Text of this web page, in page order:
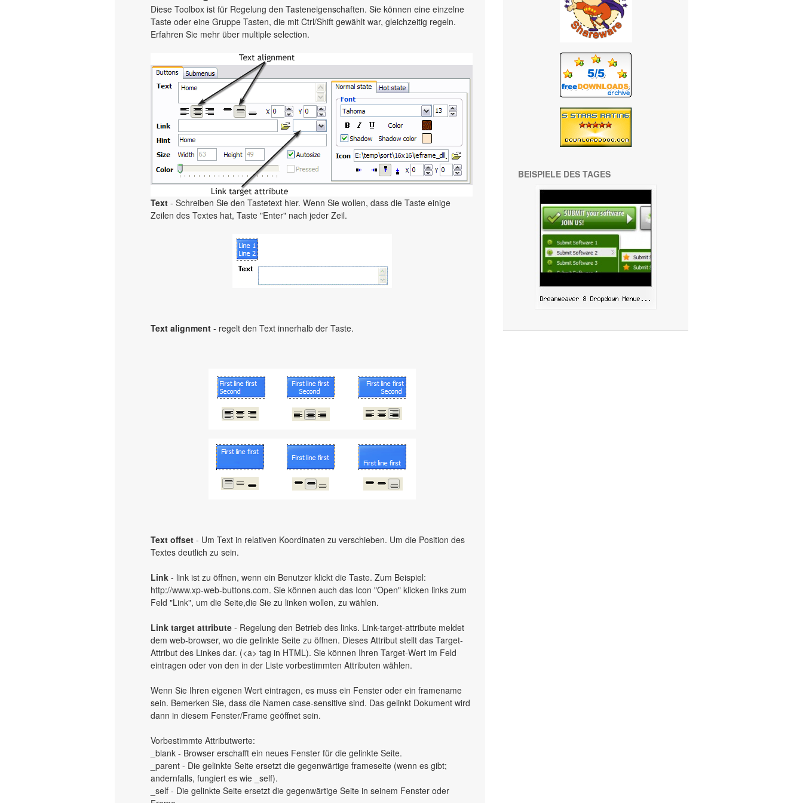
Diese Toolbox ist für Regelung den Tasteneigenschaften. Sie können eine einzelne
Taste oder eine Gruppe Tasten, die mit Ctrl/Shift gewählt war, gleichzeitig regeln.
Erfahren Sie mehr über multiple selection.
Text - Schreiben Sie den Tastetext hier. Wenn Sie wollen, dass die Taste einige
Zeilen des Textes hat, Taste "Enter" nach jeder Zeil.
Text alignment - regelt den Text innerhalb der Taste.
Text offset - Um Text in relativen Koordinaten zu verschieben. Um die Position des
Textes deutlich zu sein.
Link - link ist zu öffnen, wenn ein Benutzer klickt die Taste. Zum Beispiel:
http://www.xp-web-buttons.com. Sie können auch das Icon "Open" klicken links zum
Feld "Link", um die Seite,die Sie zu linken wollen, zu wählen.
Link target attribute - Regelung den Betrieb des links. Link-target-attribute meldet
dem web-browser, wo die gelinkte Seite zu öffnen. Dieses Attribut stellt das Target-
Attribut des Linkes dar. (<a> tag in HTML). Sie können Ihren Target-Wert im Feld
eintragen oder von den in der Liste vorbestimmten Attributen wählen.
Wenn Sie Ihren eigenen Wert eintragen, es muss ein Fenster oder ein framename
sein. Bemerken Sie, dass die Namen case-sensitive sind. Das gelinkt Dokument wird
dann in diesem Fenster/Frame geöffnet sein.
Vorbestimmte Attributwerte:
_blank - Browser erschafft ein neues Fenster für die gelinkte Seite.
_parent - Die gelinkte Seite ersetzt die gegenwärtige frameseite (wenn es gibt;
andernfalls, fungiert es wie _self).
_self - Die gelinkte Seite ersetzt die gegenwärtige Seite in seinem Fenster oder
BEISPIELE DES TAGES